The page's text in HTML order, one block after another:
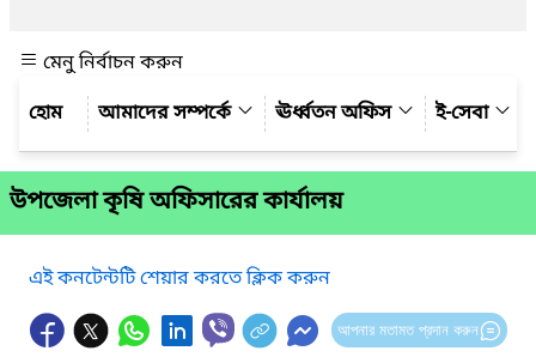
মেনু নির্বাচন করুন
আমাদের সম্পর্কে
ঊর্ধ্বতন অফিস ই-সেবা
উপজেলা কৃষি অফিসারের কার্যালয়
এই কনটেন্টটি শেয়ার করতে ক্লিক করুন
আপনার মতামত প্রদান করুন